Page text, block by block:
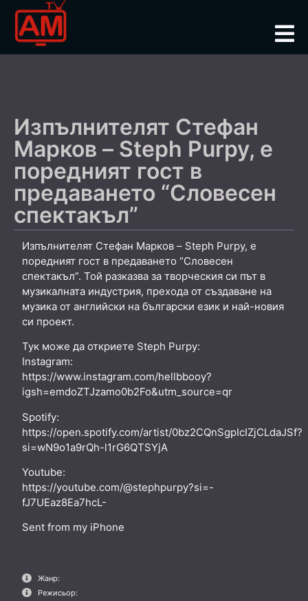
Изпълнителят Стефан
Марков – Steph Purpy, е
поредният гост в
предаването “Словесен
спектакъл”
Изпълнителят Стефан Марков – Steph Purpy, е
поредният гост в предаването “Словесен
спектакъл”. Той разказва за творческия си път в
музикалната индустрия, прехода от създаване на
музика от английски на български език и най-новия
си проект.
Тук може да откриете Steph Purpy:
Instagram:
https://www.instagram.com/hellbbooy?
igsh=emdoZTJzamo0b2Fo&utm_source=qr
Spotify:
https://open.spotify.com/artist/0bz2CQnSgpIcIZjCLdaJSf?
si=wN9o1a9rQh-l1rG6QTSYjA
Youtube:
https://youtube.com/@stephpurpy?si=-
fJ7UEaz8Ea7hcL-
Sent from my iPhone
Жанр:
Режисьор: